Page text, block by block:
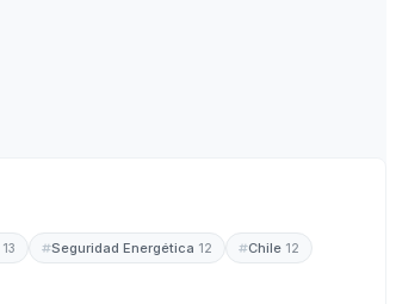
13 Seguridad Energética 12 Chile 12